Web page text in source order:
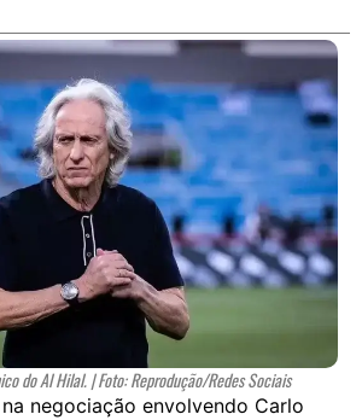
do Al Hilal. | Foto: Reprodução/Redes Sociais
negociação envolvendo Carlo